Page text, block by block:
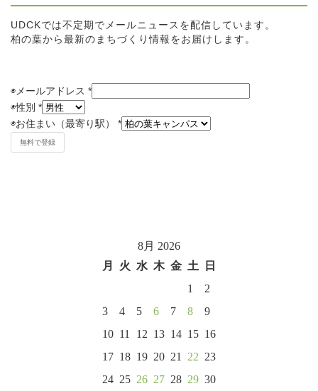
UDCKでは不定期でメールニュースを配信しています。
柏の葉から最新のまちづくり情報をお届けします。
◉メールアドレス *
◉性別 *
◉お住まい（最寄り駅） *
8月 2026
月
火 水 木 金 土
日
1
2
3
4 5 6 7 8
9
10 11 12 13 14 15 16
17 18 19 20 21 22 23
24 25 26 27 28 29 30